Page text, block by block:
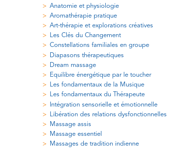
Anatomie et physiologie
Aromathérapie pratique
Art-thérapie et explorations créatives
Les Clés du Changement
Constellations familiales en groupe
Diapasons thérapeutiques
Dream massage
Equilibre énergétique par le toucher
Les fondamentaux de la Musique
Les fondamentaux du Thérapeute
Intégration sensorielle et émotionnelle
Libération des relations dysfonctionnelles
Massage assis
Massage essentiel
Massages de tradition indienne